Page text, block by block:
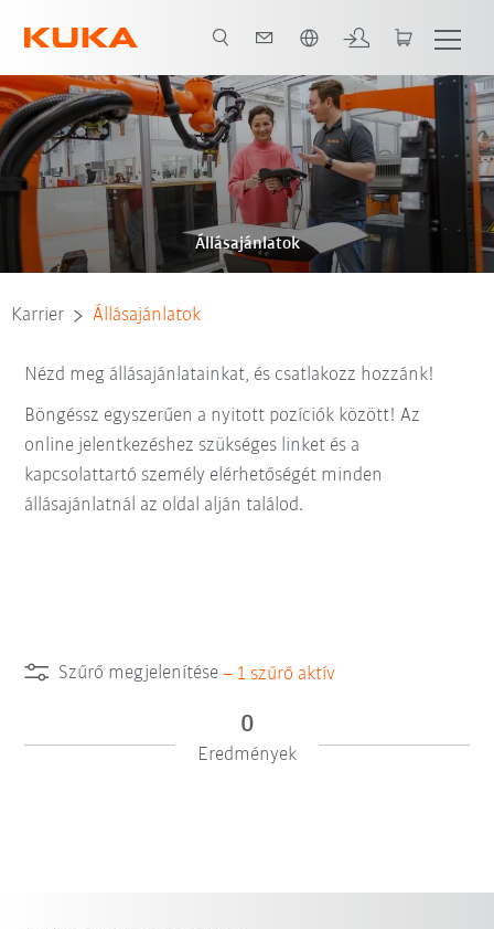
Állásajánlatok
Karrier Állásajánlatok
Nézd meg állásajánlatainkat, és csatlakozz hozzánk!
Böngéssz egyszerűen a nyitott pozíciók között! Az
online jelentkezéshez szükséges linket és a
kapcsolattartó személy elérhetőségét minden
állásajánlatnál az oldal alján találod.
Szűrő megjelenítése – 1 szűrő aktív
0
Eredmények